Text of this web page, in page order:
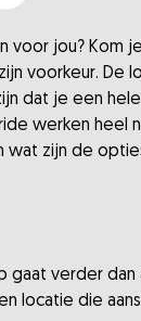
voor jou?
voorkeur. De
dat je een
werken heel
zijn de
verder dan
locatie die